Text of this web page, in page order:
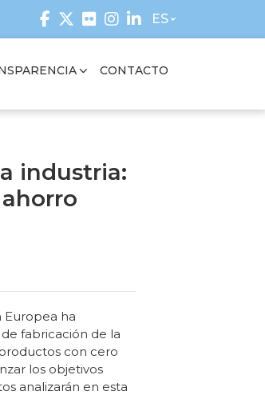
ES
CONTACTO
industria:
Europea ha
fabricación de la
con cero
los objetivos
analizarán en esta